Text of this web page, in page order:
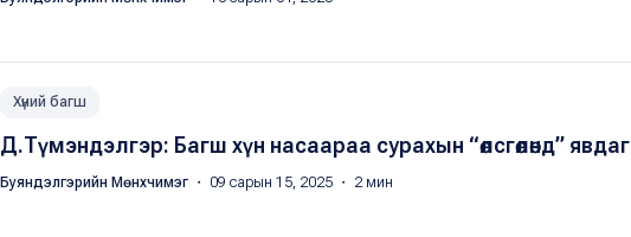
Хүний багш
Д.Түмэндэлгэр: Багш хүн насаараа сурахын “өлсгөлөнд” явдаг
Буяндэлгэрийн Мөнхчимэг ・ 09 сарын 15, 2025 ・ 2 мин